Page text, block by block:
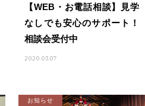
【WEB・お電話相談】見学
なしでも安心のサポート！
相談会受付中
2020.03.07
お知らせ